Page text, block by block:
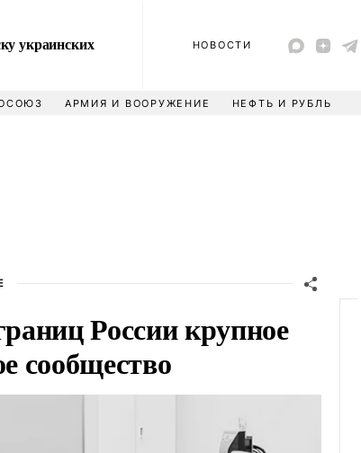
украинских
НОВОСТИ
АРМИЯ И ВООРУЖЕНИЕ НЕФТЬ И РУБЛЬ
России крупное
сообщество